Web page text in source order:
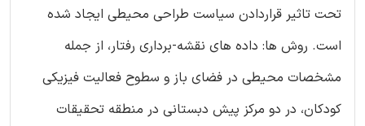
تحت تاثیر قراردادن سیاست طراحی محیطی ایجاد شده
است. روش ها: داده های نقشه-برداری رفتار، از جمله
مشخصات محیطی در فضای باز و سطوح فعالیت فیزیکی
کودکان، در دو مرکز پیش دبستانی در منطقه تحقیقات